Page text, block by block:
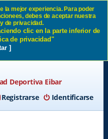
cookies del
Eibar
Deportiva Eibar
Identificarse
Registrarse
la mejor experiencia. Para poder
debes de aceptar nuestra
de privacidad.
clic en la parte inferior de
de privacidad"
]